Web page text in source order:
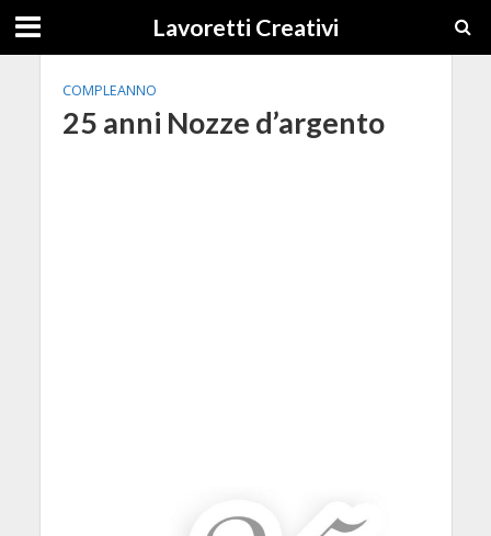
Lavoretti Creativi
COMPLEANNO
25 anni Nozze d’argento